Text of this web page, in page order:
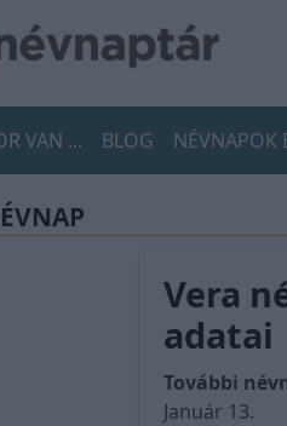
VAN ...
BLOG NÉVNAPOK
Vera
adatai
További
Január 13.